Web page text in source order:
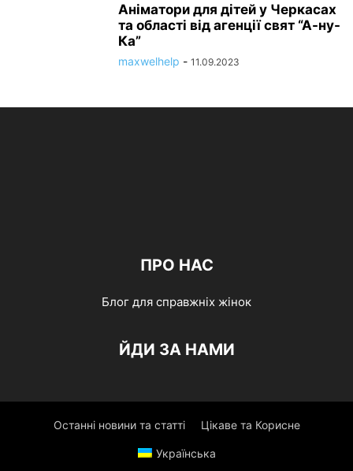
Аніматори для дітей у Черкасах
та області від агенції свят “А-ну-
Ка”
maxwelhelp - 11.09.2023
ПРО НАС
Блог для справжніх жінок
ЙДИ ЗА НАМИ
Останні новини та статті Цікаве та Корисне
Українська